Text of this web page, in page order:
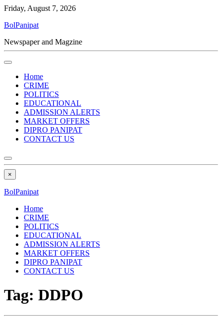
Friday, August 7, 2026
BolPanipat
Newspaper and Magzine
Home
CRIME
POLITICS
EDUCATIONAL
ADMISSION ALERTS
MARKET OFFERS
DIPRO PANIPAT
CONTACT US
×
BolPanipat
Home
CRIME
POLITICS
EDUCATIONAL
ADMISSION ALERTS
MARKET OFFERS
DIPRO PANIPAT
CONTACT US
Tag: DDPO